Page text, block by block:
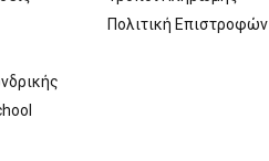
Πολιτική Επιστροφών